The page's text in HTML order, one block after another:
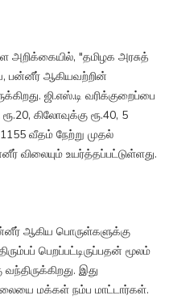
அறிக்கையில், "தமிழக அரசுத்
பன்னீர் ஆகியவற்றின்
ஜி.எஸ்.டி வரிக்குறைப்பை
கிலோவுக்கு ரூ.40, 5
வீதம் நேற்று முதல்
விலையும் உயர்த்தப்பட்டுள்ளது.
ஆகிய பொருள்களுக்கு
பெறப்பட்டிருப்பதன் மூலம்
இது
மக்கள் நம்ப மாட்டார்கள்.